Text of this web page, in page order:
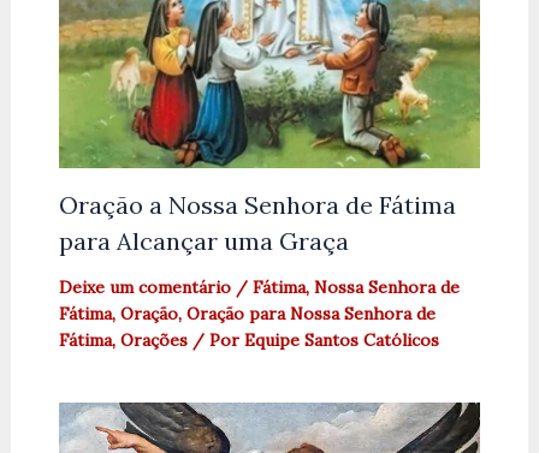
Oração a Nossa Senhora de Fátima
para Alcançar uma Graça
Deixe um comentário / Fátima, Nossa Senhora de
Fátima, Oração, Oração para Nossa Senhora de
Fátima, Orações/ Por Equipe Santos Católicos